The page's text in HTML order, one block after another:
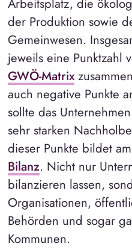
Arbeitsplatz, die
der Produktion sowie
Gemeinwesen.
jeweils eine Punktzahl
GWÖ-Matrix
auch negative Punkte
sollte das
sehr starken
dieser Punkte bildet
Bilanz. Nicht nur
bilanzieren lassen,
Organisationen,
Behörden und sogar
Kommunen.